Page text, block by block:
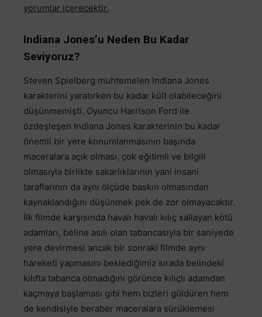
yorumlar içerecektir.
Indiana Jones’u Neden Bu Kadar
Seviyoruz?
Steven Spielberg muhtemelen Indiana Jones
karakterini yaratırken bu kadar kült olabileceğini
düşünmemişti. Oyuncu Harrison Ford ile
özdeşleşen Indiana Jones karakterinin bu kadar
önemli bir yere konumlanmasının başında
maceralara açık olması, çok eğitimli ve bilgili
olmasıyla birlikte sakarlıklarının yani insani
taraflarının da aynı ölçüde baskın olmasından
kaynaklandığını düşünmek pek de zor olmayacaktır.
İlk filmde karşısında havalı havalı kılıç sallayan kötü
adamları, beline asılı olan tabancasıyla bir saniyede
yere devirmesi ancak bir sonraki filmde aynı
hareketi yapmasını beklediğimiz sırada belindeki
kılıfta tabanca olmadığını görünce kılıçlı adamdan
kaçmaya başlaması gibi hem bizleri güldüren hem
de kendisiyle beraber maceralara sürüklemesi